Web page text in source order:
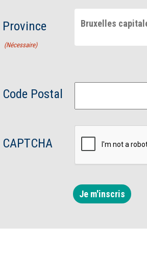
Province
(Nécessaire)
Bruxelles
Code Postal
CAPTCHA
Je m'inscris